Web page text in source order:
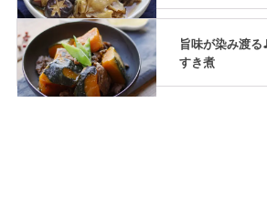
旨味が染み渡
すき煮